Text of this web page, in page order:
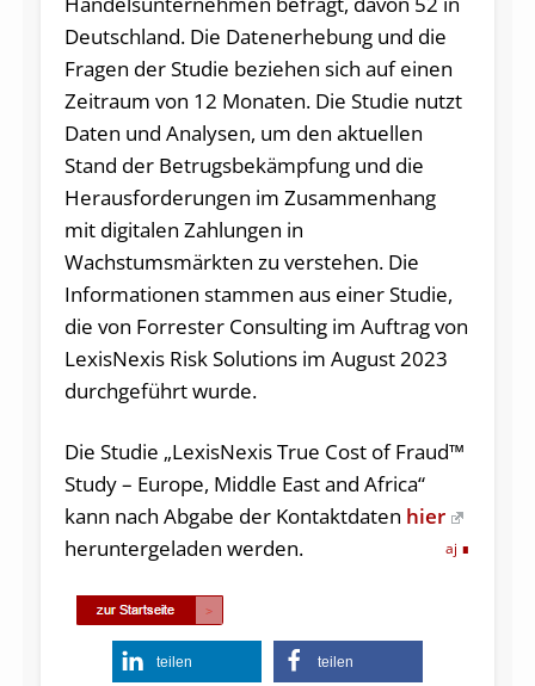
Deutschland. Die Datenerhebung und die
Fragen der Studie beziehen sich auf einen
Zeitraum von 12 Monaten. Die Studie nutzt
Daten und Analysen, um den aktuellen
Stand der Betrugsbekämpfung und die
Herausforderungen im Zusammenhang
mit digitalen Zahlungen in
Wachstumsmärkten zu verstehen. Die
Informationen stammen aus einer Studie,
die von Forrester Consulting im Auftrag von
LexisNexis Risk Solutions im August 2023
durchgeführt wurde.
Die Studie „LexisNexis True Cost of Fraud™
Study – Europe, Middle East and Africa“
kann nach Abgabe der Kontaktdaten hier
heruntergeladen werden.
aj
teilen teilen